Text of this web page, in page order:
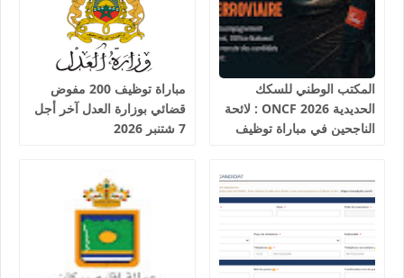
المكتب الوطني للسكك
الحديدية 2026 ONCF : لائحة
الناجحين في مباراة توظيف
مباراة توظيف 200 مفوض
قضائي بوزارة العدل آخر أجل
7 شتنبر 2026